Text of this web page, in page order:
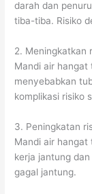
darah dan
tiba-tiba. Risiko
2. Meningkatkan
Mandi air hangat
menyebabkan
komplikasi risiko
3. Peningkatan
Mandi air hangat
kerja jantung
gagal jantung.